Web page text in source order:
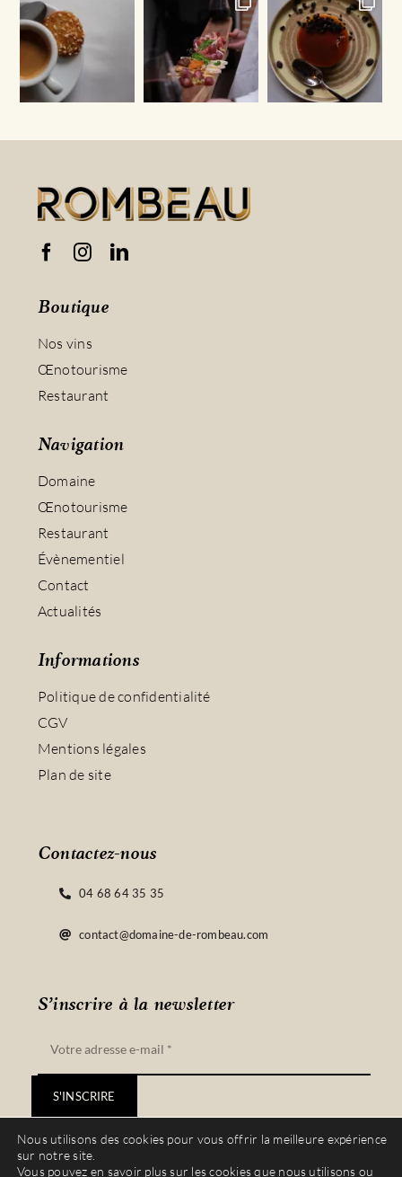
Boutique
Nos vins
Œnotourisme
Restaurant
Navigation
Domaine
Œnotourisme
Restaurant
Évènementiel
Contact
Actualités
Informations
Politique de confidentialité
CGV
Mentions légales
Plan de site
S’inscrire à la newsletter
S'INSCRIRE
Contactez-nous
04 68 64 35 35
contact@domaine-de-rombeau.com
Nous utilisons des cookies pour vous offrir la meilleure expérience
sur notre site.
Vous pouvez en savoir plus sur les cookies que nous utilisons ou